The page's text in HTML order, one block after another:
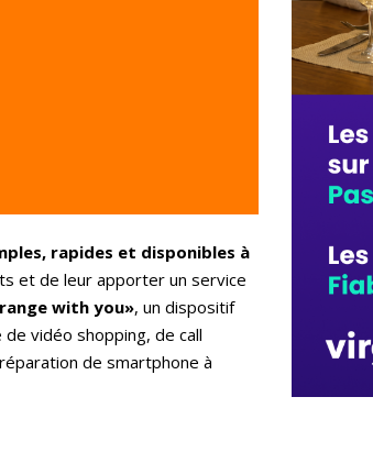
rapides et disponibles à
et de leur apporter un service
with you», un dispositif
vidéo shopping, de call
de smartphone à